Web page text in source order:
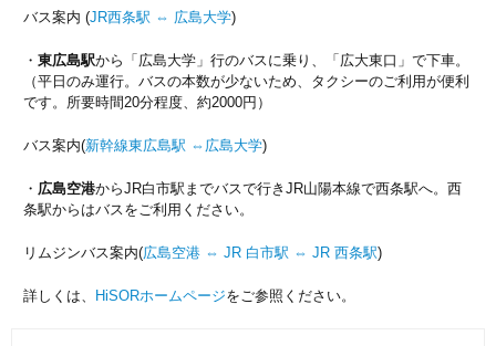
バス案内 (JR西条駅 ⇔ 広島大学)
・東広島駅から「広島大学」行のバスに乗り、「広大東口」で下車。
（平日のみ運行。バスの本数が少ないため、タクシーのご利用が便利
です。所要時間20分程度、約2000円）
バス案内(新幹線東広島駅 ⇔ 広島大学)
・ 広島空港からJR白市駅までバスで行きJR山陽本線で西条駅へ。西
条駅からはバスをご利用ください。
リムジンバス案内(広島空港 ⇔ JR 白市駅 ⇔ JR 西条駅)
詳しくは、 HiSORホームページをご参照ください。